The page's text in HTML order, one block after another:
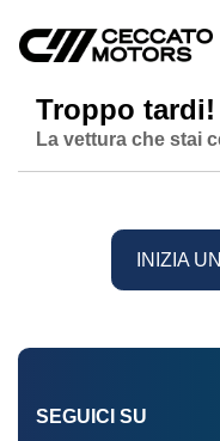
Troppo tardi!
La vettura che stai
INIZIA
SEGUICI SU